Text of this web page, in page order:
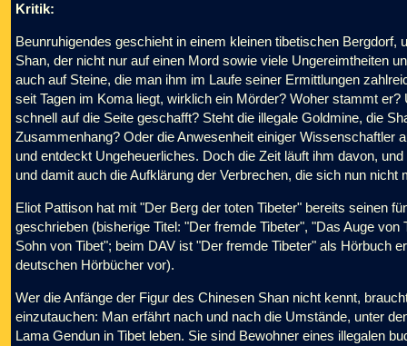
Kritik:
Beunruhigendes geschieht in einem kleinen tibetischen
Shan, der nicht nur auf einen Mord sowie viele Ungereimtheiten
auch auf Steine, die man ihm im Laufe seiner Ermittlungen
seit Tagen im Koma liegt, wirklich ein Mörder? Woher stammt
schnell auf die Seite geschafft? Steht die illegale Goldmine, die
Zusammenhang? Oder die Anwesenheit einiger Wissenschaftler
und entdeckt Ungeheuerliches. Doch die Zeit läuft ihm davon,
und damit auch die Aufklärung der Verbrechen, die sich nun
Eliot Pattison hat mit "Der Berg der toten Tibeter" bereits seinen
geschrieben (bisherige Titel: "Der fremde Tibeter", "Das Auge
Sohn von Tibet"; beim DAV ist "Der fremde Tibeter" als Hörbuch
deutschen Hörbücher vor).
Wer die Anfänge der Figur des Chinesen Shan nicht kennt,
einzutauchen: Man erfährt nach und nach die Umstände, unter
Lama Gendun in Tibet leben. Sie sind Bewohner eines illegalen